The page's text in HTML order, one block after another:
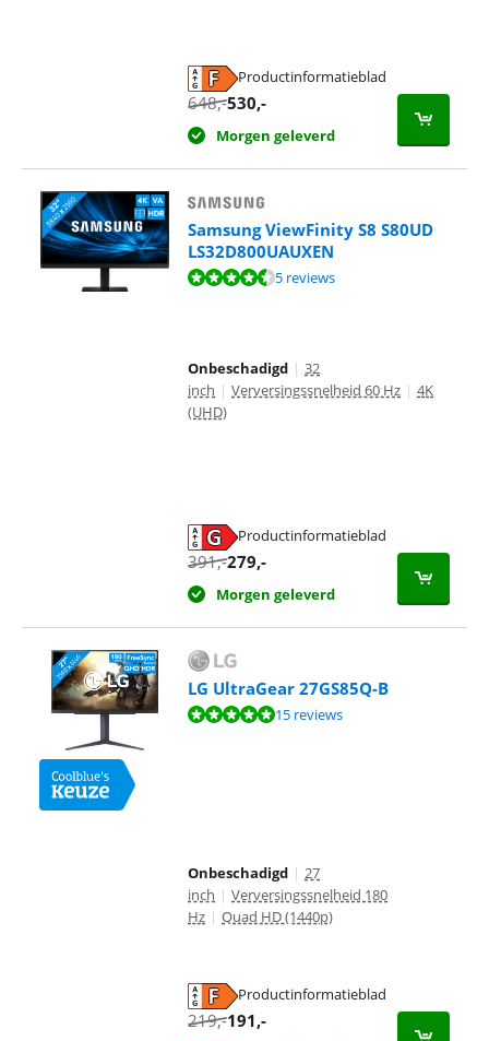
Productinformatieblad
648,-530,-
Morgen geleverd
Samsung ViewFinity S8 S80UD
LS32D800UAUXEN
Beoordeling is 8,8 van de 10, gebaseerd op 5 reviews.
5 reviews
Onbeschadigd | 32
inch | Verversingssnelheid 60 Hz | 4K
(UHD)
Productinformatieblad
391,-279,-
Morgen geleverd
LG UltraGear 27GS85Q-B
Beoordeling is 9,6 van de 10, gebaseerd op 15 reviews.
15 reviews
Onbeschadigd | 27
inch | Verversingssnelheid 180
Hz | Quad HD (1440p)
Productinformatieblad
219,-191,-